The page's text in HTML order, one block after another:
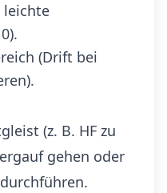
leichte
(Drift bei
(z. B. HF zu
gehen oder